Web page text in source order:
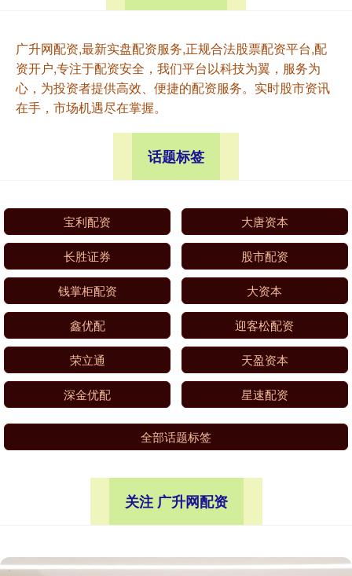
广升网配资,最新实盘配资服务,正规合法股票配资平台,配
资开户,专注于配资安全，我们平台以科技为翼，服务为
心，为投资者提供高效、便捷的配资服务。实时股市资讯
在手，市场机遇尽在掌握。
话题标签
宝利配资 大唐资本
长胜证券 股市配资
钱掌柜配资 大资本
鑫优配 迎客松配资
荣立通 天盈资本
深金优配 星速配资
全部话题标签
关注 广升网配资